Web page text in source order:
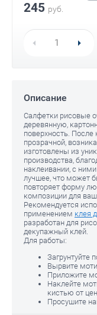
245 руб.
Описание
Салфетки рисовые
деревянную,
поверхность. После
прозрачной,
изготовлены из
производства,
наклеивании, с
лучшее, что может
повторяет форму
композиции для
Рекомендуется
применением клея
разработан для
декупажный клей.
Для работы:
Загрунтуйте
Вырвите
Приложите
Наклейте
кистью от
Просушите